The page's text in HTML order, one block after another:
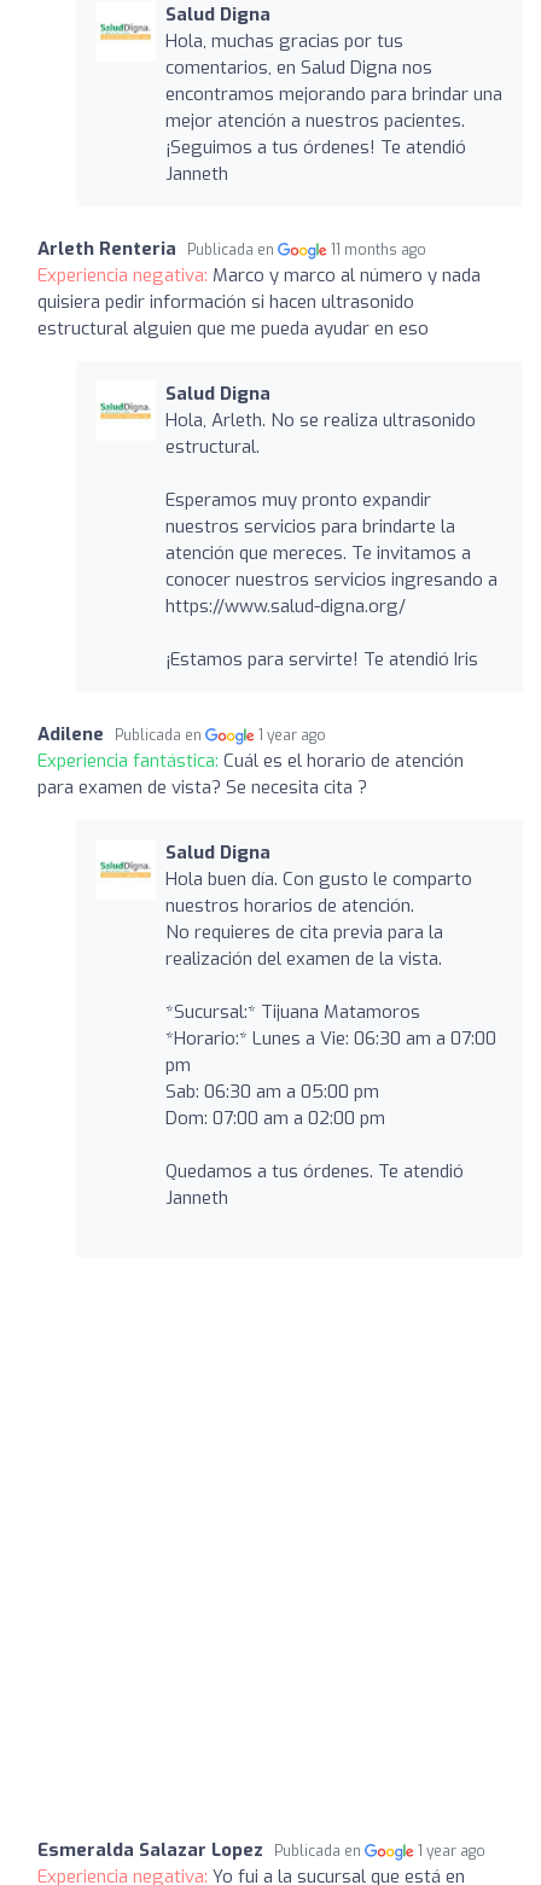
Salud Digna
Hola, muchas gracias por tus
comentarios, en Salud Digna nos
encontramos mejorando para brindar una
mejor atención a nuestros pacientes.
¡Seguimos a tus órdenes! Te atendió
Janneth
Arleth Renteria Publicada en 11 months ago
Experiencia negativa: Marco y marco al número y nada
quisiera pedir información si hacen ultrasonido
estructural alguien que me pueda ayudar en eso
Salud Digna
Hola, Arleth. No se realiza ultrasonido
estructural.
Esperamos muy pronto expandir
nuestros servicios para brindarte la
atención que mereces. Te invitamos a
conocer nuestros servicios ingresando a
https://www.salud-digna.org/
¡Estamos para servirte! Te atendió Iris
Adilene Publicada en 1 year ago
Experiencia fantástica: Cuál es el horario de atención
para examen de vista? Se necesita cita ?
Salud Digna
Hola buen día. Con gusto le comparto
nuestros horarios de atención.
No requieres de cita previa para la
realización del examen de la vista.
*Sucursal:* Tijuana Matamoros
*Horario:* Lunes a Vie: 06:30 am a 07:00
pm
Sab: 06:30 am a 05:00 pm
Dom: 07:00 am a 02:00 pm
Quedamos a tus órdenes. Te atendió
Janneth
Esmeralda Salazar Lopez Publicada en 1 year ago
Experiencia negativa: Yo fui a la sucursal que está en